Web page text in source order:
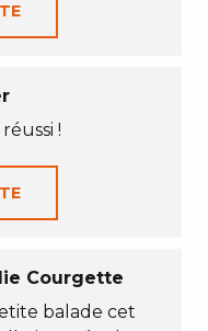
!
Courgette
balade cet